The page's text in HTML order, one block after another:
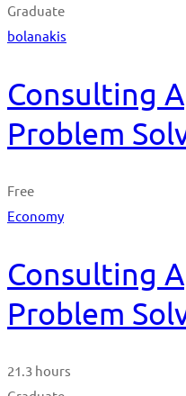
Graduate
bolanakis
Consulting
Problem
Free
Economy
Consulting
Problem
21.3 hours